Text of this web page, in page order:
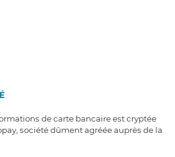
de carte bancaire est cryptée
société dûment agréée auprès de la